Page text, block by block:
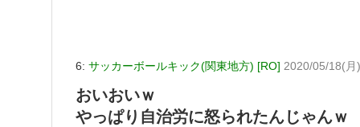
6: サッカーボールキック(関東地方) [RO] 2020/05/18(
おいおいｗ
やっぱり自治労に怒られたんじゃんｗ